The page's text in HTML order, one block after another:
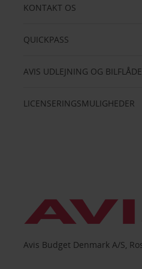
KONTAKT OS
QUICKPASS
AVIS UDLEJNING OG
LICENSERINGSMULIGHEDER
Avis Budget Denmark A/S,